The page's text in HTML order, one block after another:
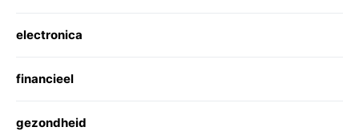
electronica
financieel
gezondheid